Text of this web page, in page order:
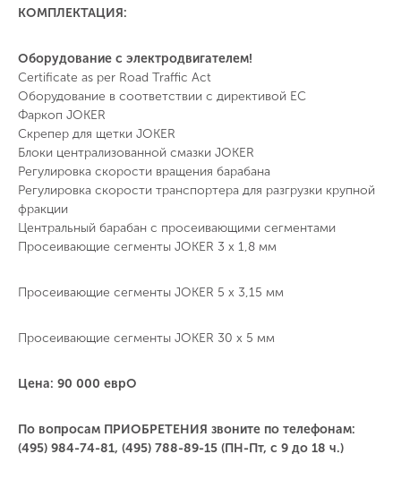
КОМПЛЕКТАЦИЯ:
Оборудование с электродвигателем!
Certificate as per Road Traffic Act
Оборудование в соответствии с директивой ЕС
Фаркоп JOKER
Скрепер для щетки JOKER
Блоки централизованной смазки JOKER
Регулировка скорости вращения барабана
Регулировка скорости транспортера для разгрузки крупной
фракции
Центральный барабан с просеивающими сегментами
Просеивающие сегменты JOKER 3 x 1,8 мм
Просеивающие сегменты JOKER 5 x 3,15 мм
Просеивающие сегменты JOKER 30 x 5 мм
Цена: 90 000 еврО
По вопросам ПРИОБРЕТЕНИЯ звоните по телефонам:
(495) 984-74-81, (495) 788-89-15 (ПН-Пт, с 9 до 18 ч.)